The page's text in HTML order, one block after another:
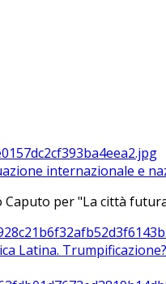
internazionale e
Caputo per "La città
Latina. Trumpificazione?